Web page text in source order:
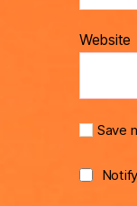
Website
Save